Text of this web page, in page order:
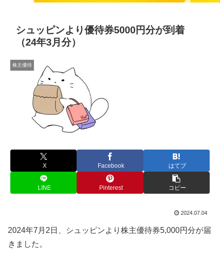
シュッピンより優待券5000円分が到着
（24年3月分）
株主優待
X Facebook はてブ
LINE Pinterest コピー
2024.07.04
2024年7月2日、シュッピンより株主優待券5,000円分が届
きました。